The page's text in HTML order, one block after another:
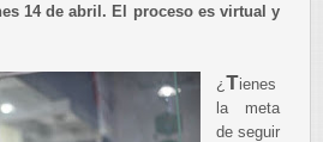
14 de abril. El proceso es virtual y
¿ Tienes
la meta
de seguir